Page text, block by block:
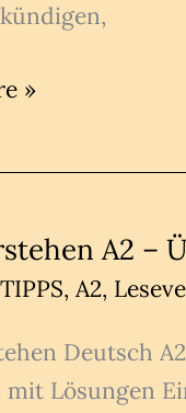
»
A2 –
, A2,
Deutsch
mit Lösungen